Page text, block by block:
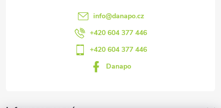
info@danapo.cz
+420 604 377 446
+420 604 377 446
Danapo